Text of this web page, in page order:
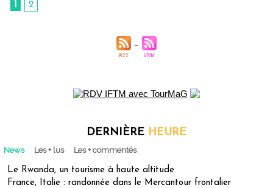
1 2
DERNIÈRE HEURE
News Les + lus Les + commentés
Le Rwanda, un tourisme à haute altitude
France, Italie : randonnée dans le Mercantour frontalier